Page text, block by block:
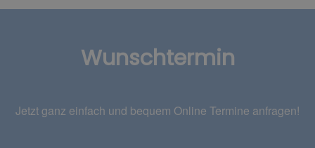
Wunschtermin
Jetzt ganz einfach und bequem Online Termine anfragen!